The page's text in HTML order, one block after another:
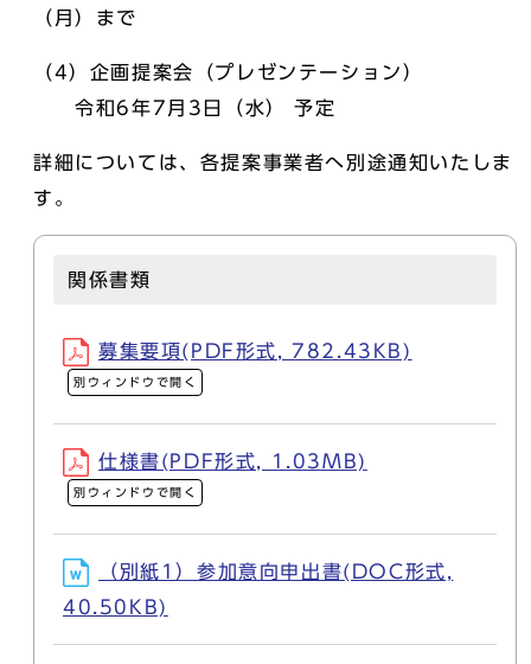
（月）まで
（4）企画提案会（プレゼンテーション）
令和6年7月3日（水） 予定
詳細については、各提案事業者へ別途通知いたしま
す。
関係書類
募集要項(PDF形式, 782.43KB)
別ウィンドウで開く
仕様書(PDF形式, 1.03MB)
別ウィンドウで開く
（別紙1）参加意向申出書(DOC形式,
40.50KB)